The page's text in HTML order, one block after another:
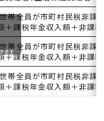
世帯全員が市町村民税非課
＋課税年金収入額＋非課
世帯全員が市町村民税非課
＋課税年金収入額＋非課
世帯全員が市町村民税非課
＋課税年金収入額＋非課
ます